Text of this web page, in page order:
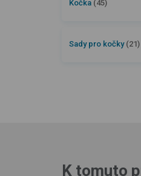
Kočka (45)
Sady pro kočky (21)
K tomuto